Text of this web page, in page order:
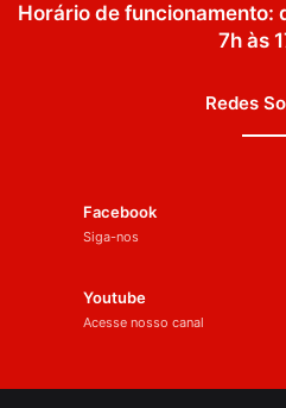
Horário de funcionamento:
7h às
Redes
Facebook
Siga-nos
Youtube
Acesse nosso canal